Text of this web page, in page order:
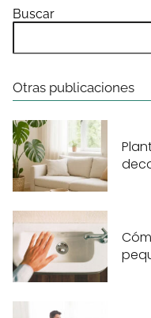
Buscar
Otras publicaciones